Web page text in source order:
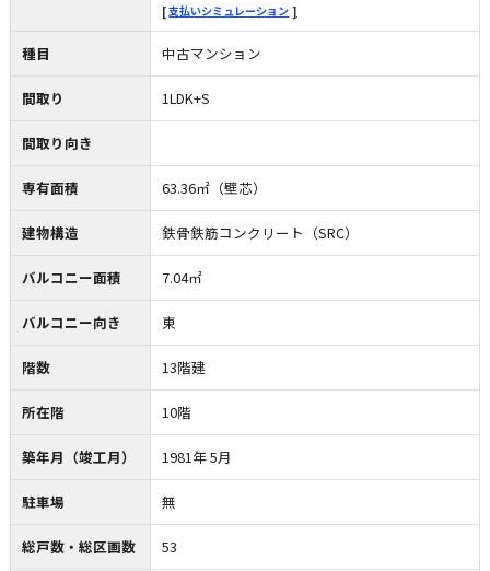
支払いシミュレーション
種目 中古マンション
間取り 1LDK+S
間取り向き
専有面積 63.36㎡（壁芯）
建物構造 鉄骨鉄筋コンクリート（SRC）
バルコニー面積 7.04㎡
バルコニー向き 東
階数 13階建
所在階 10階
築年月（竣工月） 1981年 5月
駐車場 無
総戸数・総区画数 53